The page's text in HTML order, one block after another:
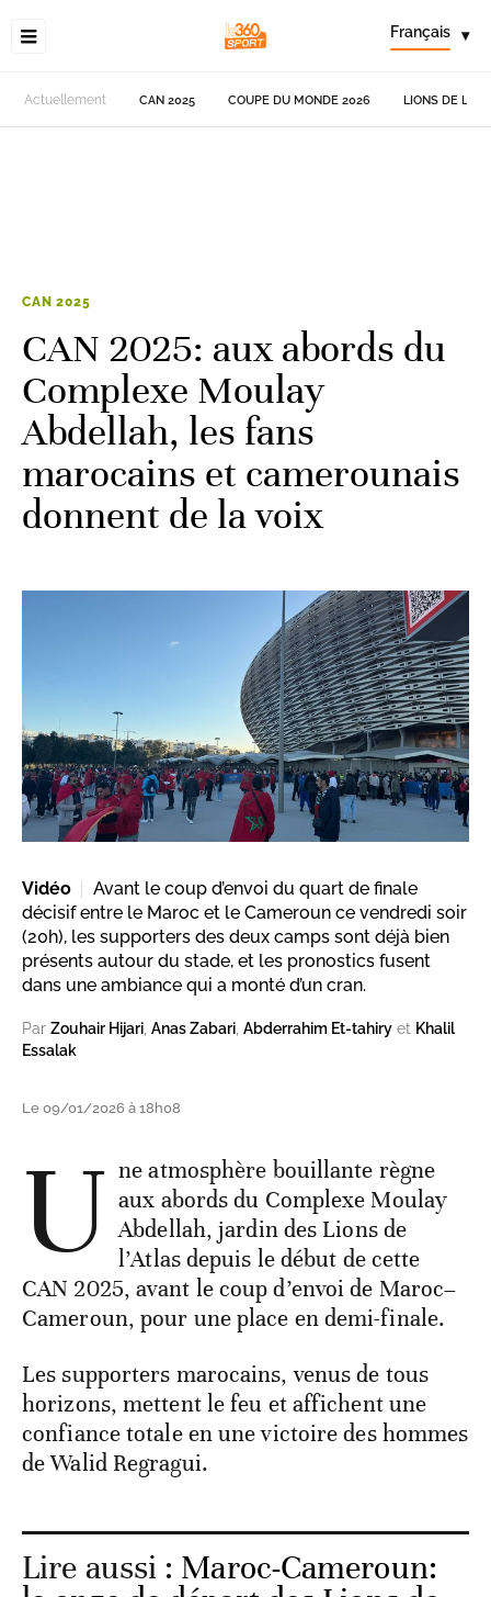
Français ▾
Actuellement CAN 2025 COUPE DU MONDE 2026 LIONS DE
CAN 2025
CAN 2025: aux abords du
Complexe Moulay
Abdellah, les fans
marocains et camerounais
donnent de la voix
Vidéo
Avant le coup d’envoi du quart de finale
décisif entre le Maroc et le Cameroun ce vendredi soir
(20h), les supporters des deux camps sont déjà bien
présents autour du stade, et les pronostics fusent
dans une ambiance qui a monté d’un cran.
Par Zouhair Hijari, Anas Zabari, Abderrahim Et-tahiry et Khalil
Essalak
Le 09/01/2026 à 18h08
U ne atmosphère bouillante règne
aux abords du Complexe Moulay
Abdellah, jardin des Lions de
l’Atlas depuis le début de cette
CAN 2025, avant le coup d’envoi de Maroc–
Cameroun, pour une place en demi-finale.
Les supporters marocains, venus de tous
horizons, mettent le feu et affichent une
confiance totale en une victoire des hommes
de Walid Regragui.
Lire aussi : Maroc-Cameroun: